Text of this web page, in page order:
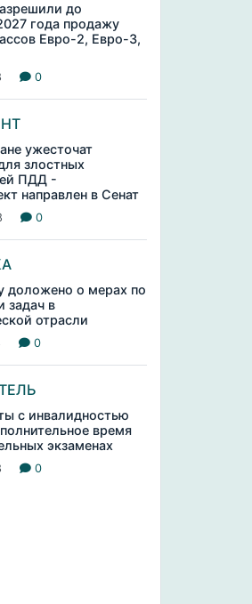
до
года продажу
Евро-2, Евро-3,
0
ужесточат
злостных
ПДД -
направлен в Сенат
0
доложено о мерах по
задач в
отрасли
0
с инвалидностью
время
экзаменах
0